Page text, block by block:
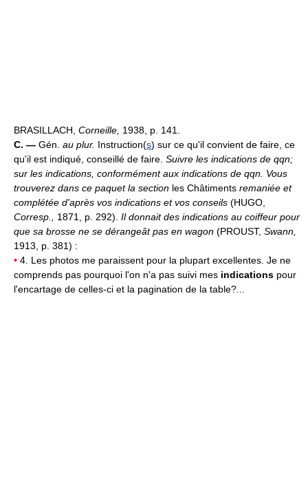
BRASILLACH, Corneille, 1938, p. 141.
C. — Gén. au plur. Instruction(s) sur ce qu'il convient de faire, ce
qu'il est indiqué, conseillé de faire. Suivre les indications de qqn;
sur les indications, conformément aux indications de qqn. Vous
trouverez dans ce paquet la section les Châtiments remaniée et
complétée d'après vos indications et vos conseils (HUGO,
Corresp., 1871, p. 292). Il donnait des indications au coiffeur pour
que sa brosse ne se dérangeât pas en wagon (PROUST, Swann,
1913, p. 381) :
• 4. Les photos me paraissent pour la plupart excellentes. Je ne
comprends pas pourquoi l'on n'a pas suivi mes indications pour
l'encartage de celles-ci et la pagination de la table?...